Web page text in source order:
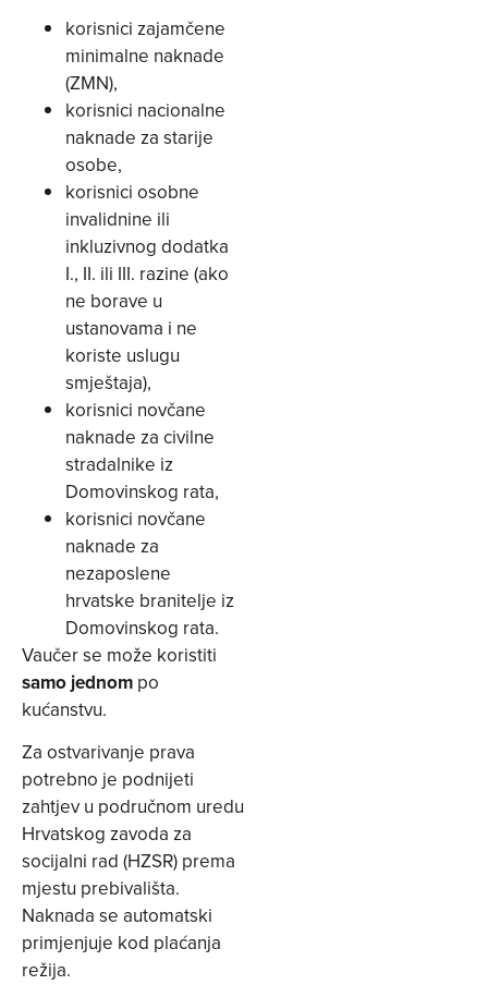
korisnici zajamčene
minimalne naknade
(ZMN),
korisnici nacionalne
naknade za starije
osobe,
korisnici osobne
invalidnine ili
inkluzivnog dodatka
I., II. ili III. razine (ako
ne borave u
ustanovama i ne
koriste uslugu
smještaja),
korisnici novčane
naknade za civilne
stradalnike iz
Domovinskog rata,
korisnici novčane
naknade za
nezaposlene
hrvatske branitelje iz
Domovinskog rata.
Vaučer se može koristiti
samo jednom po
kućanstvu.
Za ostvarivanje prava
potrebno je podnijeti
zahtjev u područnom uredu
Hrvatskog zavoda za
socijalni rad (HZSR) prema
mjestu prebivališta.
Naknada se automatski
primjenjuje kod plaćanja
režija.